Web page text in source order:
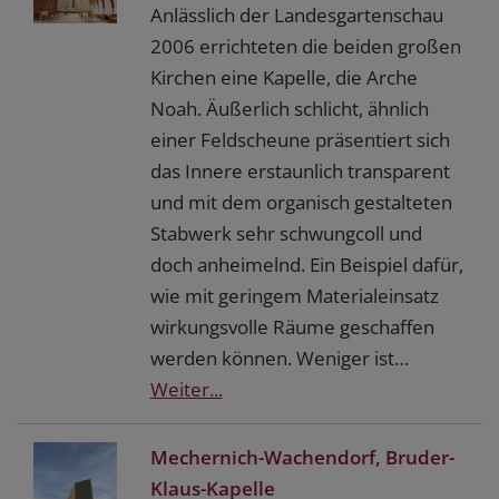
Anlässlich der Landesgartenschau
2006 errichteten die beiden großen
Kirchen eine Kapelle, die Arche
Noah. Äußerlich schlicht, ähnlich
einer Feldscheune präsentiert sich
das Innere erstaunlich transparent
und mit dem organisch gestalteten
Stabwerk sehr schwungcoll und
doch anheimelnd. Ein Beispiel dafür,
wie mit geringem Materialeinsatz
wirkungsvolle Räume geschaffen
werden können. Weniger ist…
Weiter...
Mechernich-Wachendorf, Bruder-
Klaus-Kapelle